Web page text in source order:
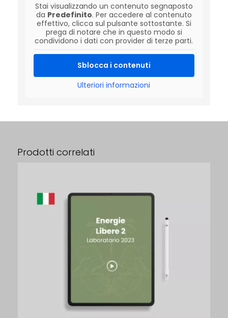
Stai visualizzando un contenuto segnaposto
da Predefinito. Per accedere al contenuto
effettivo, clicca sul pulsante sottostante. Si
prega di notare che in questo modo si
condividono i dati con provider di terze parti.
Sblocca i contenuti
Ulteriori informazioni
Prodotti correlati